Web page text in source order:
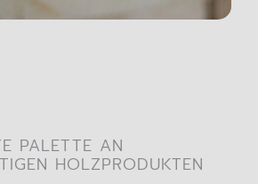
PALETTE AN
HOLZPRODUKTEN